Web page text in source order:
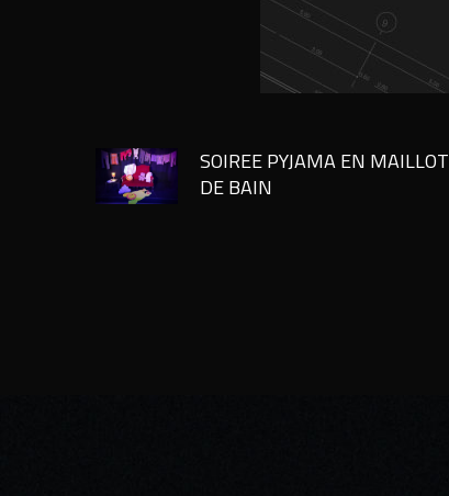
SOIREE PYJAMA EN MAILLOT
DE BAIN